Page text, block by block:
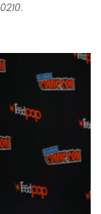
. این نمایش از سال 1990 تا 2000 ادامه داشت.